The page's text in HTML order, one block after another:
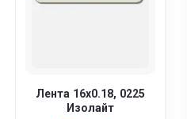
Лента 16x0.18, 0225
Изолайт